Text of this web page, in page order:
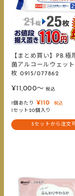
【まとめ買い】PB.極
菌アルコールウェッ
枚 0915/077862
販
価
¥11,000〜 税込
1個あたり ¥110 税込
1セット20個入り
5セットから注文